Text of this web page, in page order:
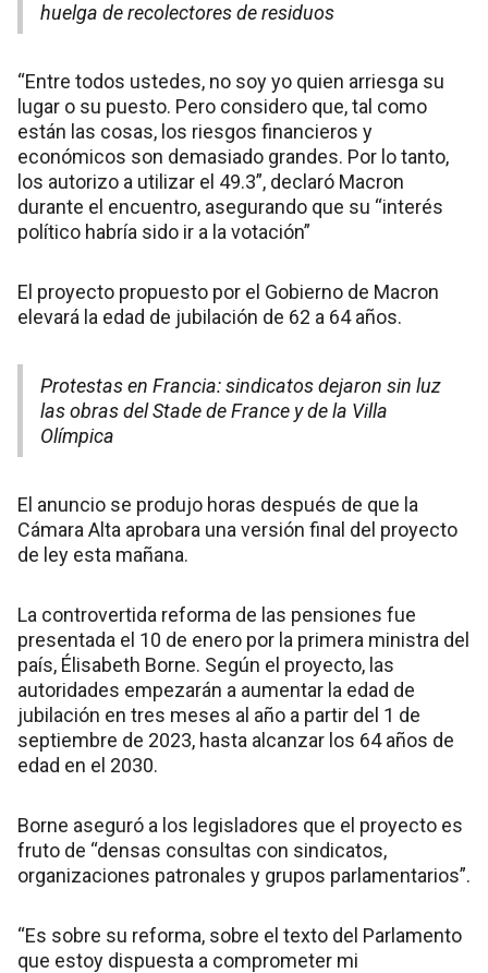
huelga de recolectores de residuos
“Entre todos ustedes, no soy yo quien arriesga su
lugar o su puesto. Pero considero que, tal como
están las cosas, los riesgos financieros y
económicos son demasiado grandes. Por lo tanto,
los autorizo a utilizar el 49.3”, declaró Macron
durante el encuentro, asegurando que su “interés
político habría sido ir a la votación”
El proyecto propuesto por el Gobierno de Macron
elevará la edad de jubilación de 62 a 64 años.
Protestas en Francia: sindicatos dejaron sin luz
las obras del Stade de France y de la Villa
Olímpica
El anuncio se produjo horas después de que la
Cámara Alta aprobara una versión final del proyecto
de ley esta mañana.
La controvertida reforma de las pensiones fue
presentada el 10 de enero por la primera ministra del
país, Élisabeth Borne. Según el proyecto, las
autoridades empezarán a aumentar la edad de
jubilación en tres meses al año a partir del 1 de
septiembre de 2023, hasta alcanzar los 64 años de
edad en el 2030.
Borne aseguró a los legisladores que el proyecto es
fruto de “densas consultas con sindicatos,
organizaciones patronales y grupos parlamentarios”.
“Es sobre su reforma, sobre el texto del Parlamento
que estoy dispuesta a comprometer mi